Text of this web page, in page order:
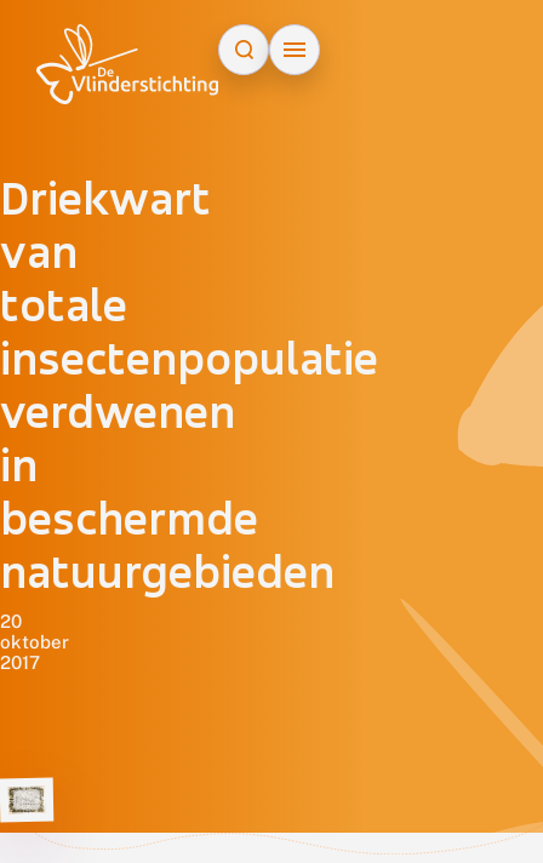
Driekwart
van
totale
insectenpopulatie
verdwenen
in
beschermde
natuurgebieden
20
oktober
2017